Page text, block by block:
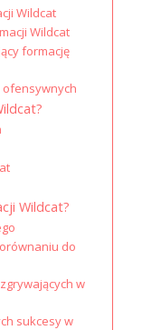
Wildcat
Wildcat
formację
Wildcat?
do
w
sukcesy w